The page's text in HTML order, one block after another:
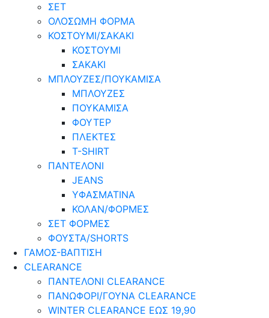
ΣΕΤ
ΟΛΟΣΩΜΗ ΦΟΡΜΑ
ΚΟΣΤΟΥΜΙ/ΣΑΚΑΚΙ
ΚΟΣΤΟΥΜΙ
ΣΑΚΑΚΙ
ΜΠΛΟΥΖΕΣ/ΠΟΥΚΑΜΙΣΑ
ΜΠΛΟΥΖΕΣ
ΠΟΥΚΑΜΙΣΑ
ΦΟΥΤΕΡ
ΠΛΕΚΤΕΣ
T-SHIRT
ΠΑΝΤΕΛΟΝΙ
JEANS
ΥΦΑΣΜΑΤΙΝΑ
ΚΟΛΑΝ/ΦΟΡΜΕΣ
ΣΕΤ ΦΟΡΜΕΣ
ΦΟΥΣΤΑ/SHORTS
ΓΑΜΟΣ-ΒΑΠΤΙΣΗ
CLEARANCE
ΠΑΝΤΕΛΟΝΙ CLEARANCE
ΠΑΝΩΦΟΡΙ/ΓΟΥΝΑ CLEARANCE
WINTER CLEARANCE ΕΩΣ 19,90